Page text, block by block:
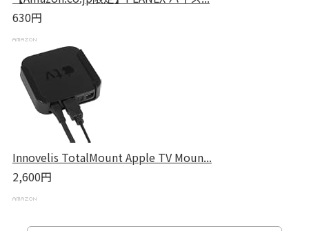
630円
Innovelis TotalMount Apple TV Moun...
2,600円